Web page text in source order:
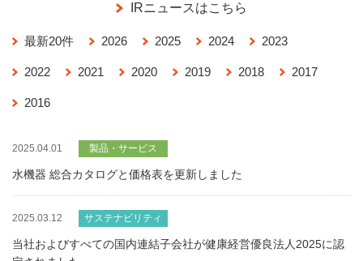
IRニュースはこちら
最新20件 2026 2025 2024 2023
2022 2021 2020 2019 2018 2017
2016
2025.04.01 製品・サービス
水機器 総合カタログと価格表を更新しました
2025.03.12 サステナビリティ
当社およびすべての国内連結子会社が健康経営優良法人2025に認